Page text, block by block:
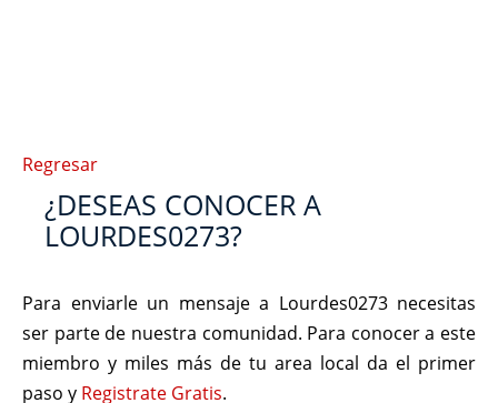
Regresar
¿DESEAS CONOCER A
LOURDES0273?
Para enviarle un mensaje a Lourdes0273 necesitas
ser parte de nuestra comunidad. Para conocer a este
miembro y miles más de tu area local da el primer
paso y Registrate Gratis.